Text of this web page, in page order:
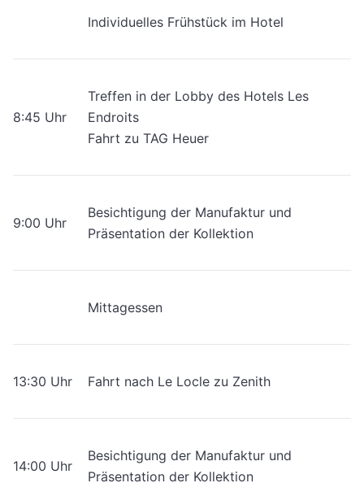
Individuelles Frühstück im Hotel
8:45 Uhr
Treffen in der Lobby des Hotels Les
Endroits
Fahrt zu TAG Heuer
9:00 Uhr
Besichtigung der Manufaktur und
Präsentation der Kollektion
Mittagessen
13:30 Uhr Fahrt nach Le Locle zu Zenith
14:00 Uhr
Besichtigung der Manufaktur und
Präsentation der Kollektion